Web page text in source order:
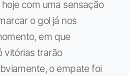
com uma sensação
o gol já nos
em que
vitórias trarão
o empate foi